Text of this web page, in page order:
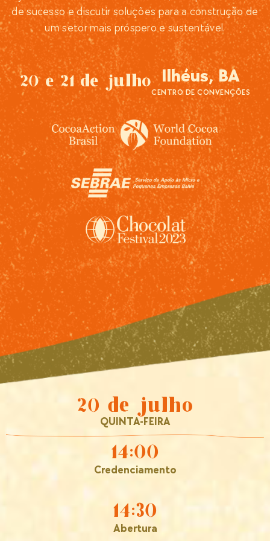
de sucesso e discutir soluções para a construção de
um setor mais próspero e sustentável.
20 e 21 de julho Ilhéus, BA
CENTRO DE CONVENÇÕES
20 de julho
QUINTA-FEIRA
14:00
Credenciamento
14:30
Abertura